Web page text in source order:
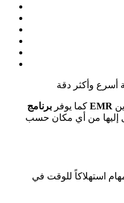
كما يوفر
إليها من أي مكان حسب
استهلاكاً للوقت في